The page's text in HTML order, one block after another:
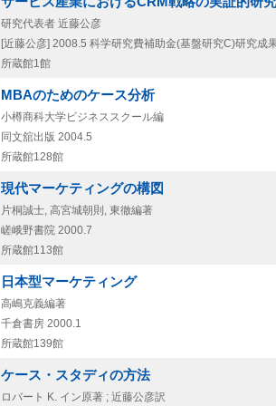
研究代表者 近藤公彦
[近藤公彦] 2008.5 科学研究費補助金(基盤研究C)研究成
所蔵館1館
MBAのためのケース分析
小樽商科大学ビジネススクール編
同文舘出版 2004.5
所蔵館128館
現代マーケティングの構図
片桐誠士, 高宮城朝則, 東徹編著
嵯峨野書院 2000.7
所蔵館113館
日本型マーケティング
高嶋克義編著
千倉書房 2000.1
所蔵館139館
ケース・スタディの方法
ロバート K. イン原著 ; 近藤公彦訳